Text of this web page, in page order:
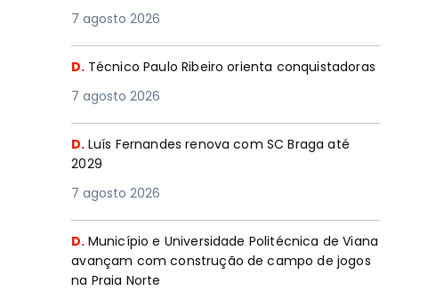
7 agosto 2026
D. Técnico Paulo Ribeiro orienta conquistadoras
7 agosto 2026
D. Luís Fernandes renova com SC Braga até
2029
7 agosto 2026
D. Município e Universidade Politécnica de Viana
avançam com construção de campo de jogos
na Praia Norte